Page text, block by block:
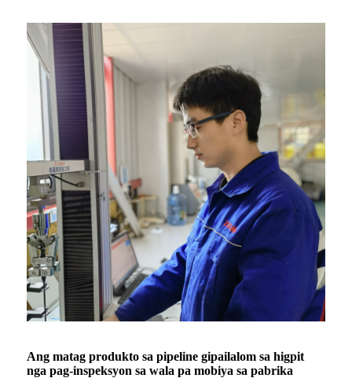
Ang matag produkto sa pipeline gipailalom sa higpit
nga pag-inspeksyon sa wala pa mobiya sa pabrika